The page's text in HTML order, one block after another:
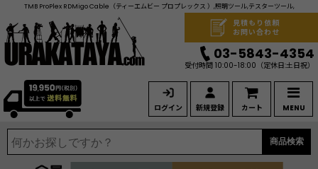
TMB ProPlex RDMigo Cable（ティーエムビー プロプレックス ）,照明ツール,テスターツール,
ログイン 新規登録 カート MENU
見積もり依頼
お問い合わせ
03-5843-4354
受付時間 10:00-18:00 （定休日:土日祝）
商品検索